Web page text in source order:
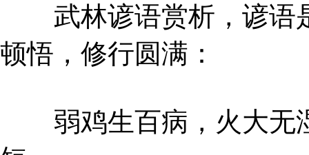
武林谚语赏析，谚语
顿悟，修行圆满：
弱鸡生百病，火大无